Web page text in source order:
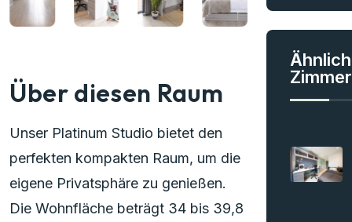
Über diesen Raum
Unser Platinum Studio bietet den
perfekten kompakten Raum, um die
eigene Privatsphäre zu genießen.
Die Wohnfläche beträgt 34 bis 39,8
Zimmer